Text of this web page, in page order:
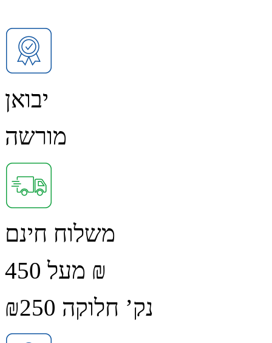
יבואן
מורשה
משלוח חינם
מעל 450 ₪
נק’ חלוקה ₪250